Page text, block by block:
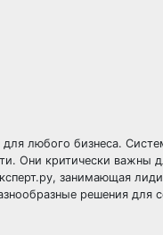
любого бизнеса.
Они критически важны
занимающая
решения для